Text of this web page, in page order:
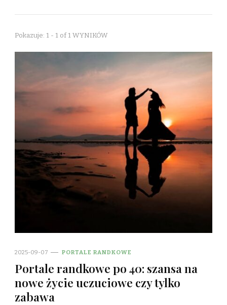
Pokazuje: 1 - 1 of 1 WYNIKÓW
2025-09-07 PORTALE RANDKOWE
Portale randkowe po 40: szansa na
nowe życie uczuciowe czy tylko
zabawa